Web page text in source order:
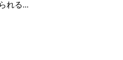
れる...